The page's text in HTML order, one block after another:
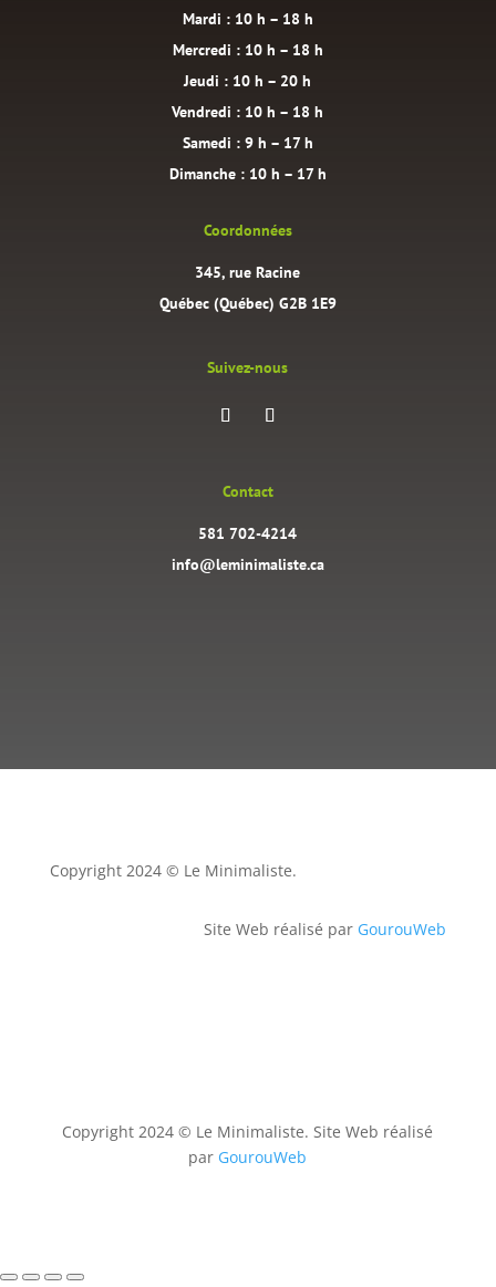
Mardi : 10 h – 18 h
Mercredi : 10 h – 18 h
Jeudi : 10 h – 20 h
Vendredi : 10 h – 18 h
Samedi : 9 h – 17 h
Dimanche : 10 h – 17 h
Coordonnées
345, rue Racine
Québec (Québec) G2B 1E9
Suivez-nous
Contact
581 702-4214
info@leminimaliste.ca
Copyright 2024 © Le Minimaliste.
Site Web réalisé par GourouWeb
Copyright 2024 © Le Minimaliste. Site Web réalisé
par GourouWeb